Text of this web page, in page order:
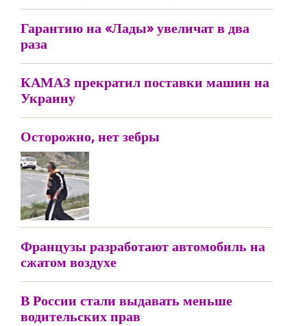
Гарантию на «Лады» увеличат в два
раза
КАМАЗ прекратил поставки машин на
Украину
Осторожно, нет зебры
Французы разработают автомобиль на
сжатом воздухе
В России стали выдавать меньше
водительских прав